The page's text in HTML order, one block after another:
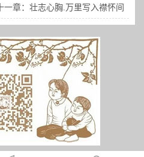
一章：壮志心胸.万里写入襟怀间